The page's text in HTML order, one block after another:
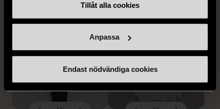
Tillåt alla cookies
Anpassa
Endast nödvändiga cookies